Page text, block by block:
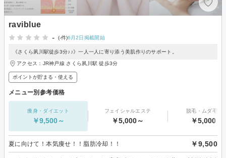
raviblue
-
(-件)6月2日掲載開始
《さくら夙川駅徒歩3分♪♪》一人一人に寄り添う美肌作りのサポート。
アクセス：JR神戸線 さくら夙川駅 徒歩3分
ポイントが貯まる・使える
メニュー別参考価格
痩身・ダイエット
￥9,500～
フェイシャルエステ
￥5,000～
脱毛・ムダ毛処
￥5,000～
夏に向けて！本気痩せ！！脂肪冷却！！ ￥9,500